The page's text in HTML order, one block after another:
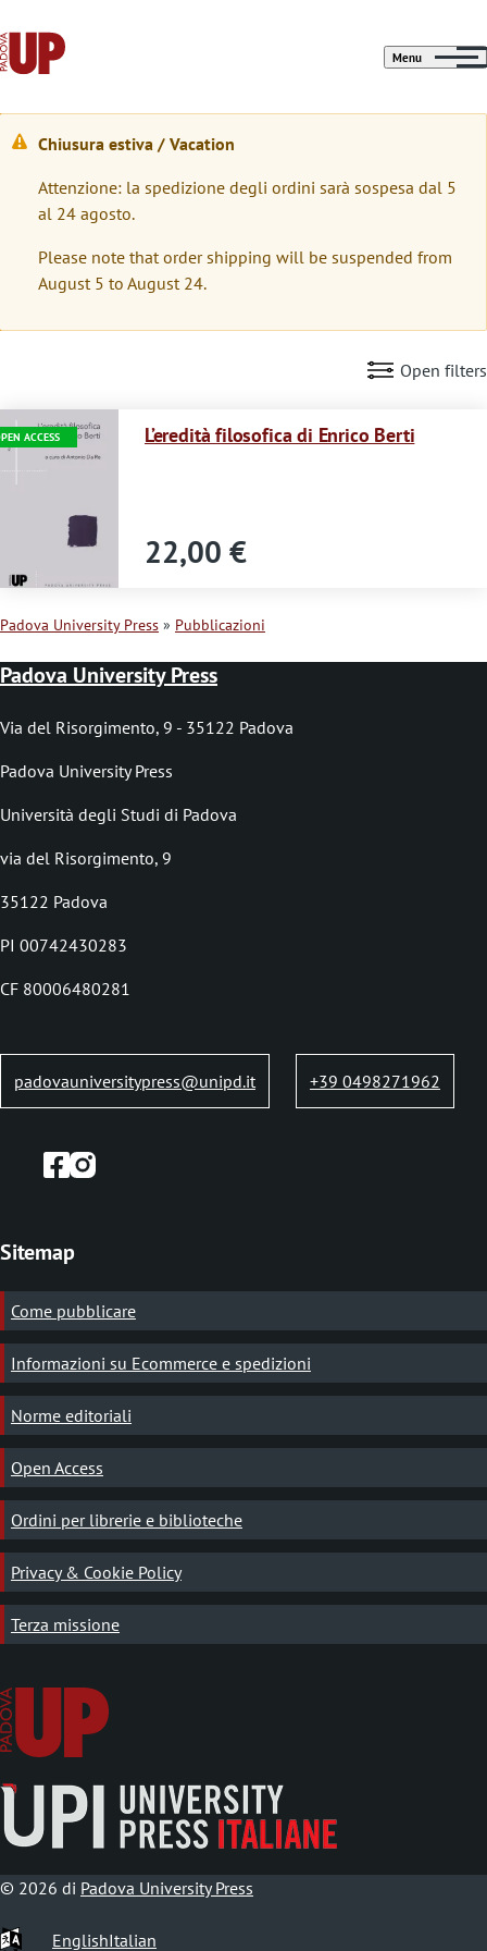
Menu
M
e
s
s
a
i
o
a
v
v
e
r
t
i
e
n
t
o
Chiusura estiva / Vacation
Attenzione: la spedizione degli ordini sarà sospesa dal 5
al 24 agosto.
Please note that order shipping will be suspended from
August 5 to August 24.
Open filters
ACCESS
Immagine L’eredità filosofica di Enrico Berti
22,00 €
B
r
i
c
i
o
e
d
i
a
n
Padova University Press Pubblicazioni
Padova University Press
Via del Risorgimento, 9 - 35122 Padova
Padova University Press
Università degli Studi di Padova
via del Risorgimento, 9
35122 Padova
PI 00742430283
CF 80006480281
padovauniversitypress@unipd.it +39 0498271962
Sitemap
Come pubblicare
Informazioni su Ecommerce e spedizioni
Norme editoriali
Open Access
Ordini per librerie e biblioteche
Privacy & Cookie Policy
Terza missione
© 2026 di Padova University Press
EnglishItalian